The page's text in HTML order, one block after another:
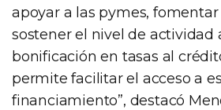
apoyar a las pymes,
sostener el nivel de actividad
bonificación en tasas al
permite facilitar el acceso a
financiamiento”, destacó